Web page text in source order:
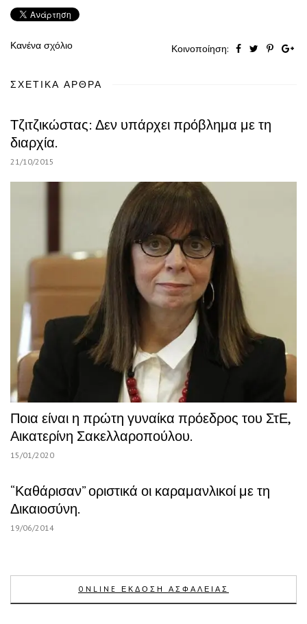
Κανένα σχόλιο Κοινοποίηση:
ΣΧΕΤΙΚΆ ΆΡΘΡΑ
Τζιτζικώστας: Δεν υπάρχει πρόβλημα με τη
διαρχία.
21/10/2015
Ποια είναι η πρώτη γυναίκα πρόεδρος του ΣτΕ,
Αικατερίνη Σακελλαροπούλου.
15/01/2020
“Καθάρισαν” οριστικά οι καραμανλικοί με τη
Δικαιοσύνη.
19/06/2014
ONLINE ΕΚΔΟΣΗ ΑΣΦΑΛΕΙΑΣ